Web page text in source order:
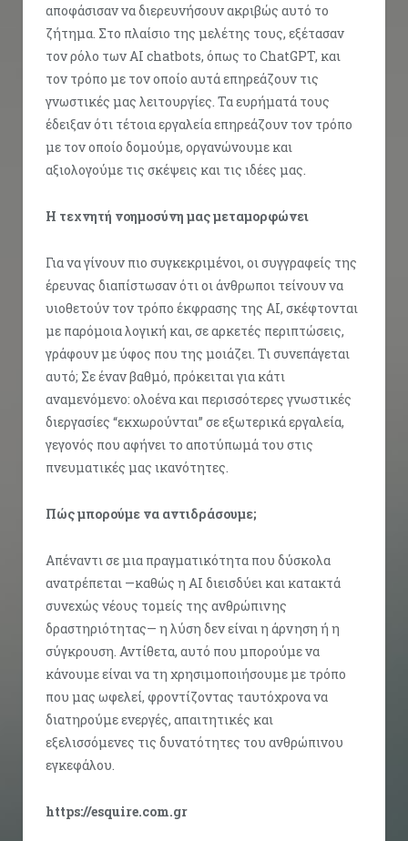
αποφάσισαν να διερευνήσουν ακριβώς αυτό το
ζήτημα. Στο πλαίσιο της μελέτης τους, εξέτασαν
τον ρόλο των AI chatbots, όπως το ChatGPT, και
τον τρόπο με τον οποίο αυτά επηρεάζουν τις
γνωστικές μας λειτουργίες. Τα ευρήματά τους
έδειξαν ότι τέτοια εργαλεία επηρεάζουν τον τρόπο
με τον οποίο δομούμε, οργανώνουμε και
αξιολογούμε τις σκέψεις και τις ιδέες μας.
Η τεχνητή νοημοσύνη μας μεταμορφώνει
Για να γίνουν πιο συγκεκριμένοι, οι συγγραφείς της
έρευνας διαπίστωσαν ότι οι άνθρωποι τείνουν να
υιοθετούν τον τρόπο έκφρασης της AI, σκέφτονται
με παρόμοια λογική και, σε αρκετές περιπτώσεις,
γράφουν με ύφος που της μοιάζει. Τι συνεπάγεται
αυτό; Σε έναν βαθμό, πρόκειται για κάτι
αναμενόμενο: ολοένα και περισσότερες γνωστικές
διεργασίες “εκχωρούνται” σε εξωτερικά εργαλεία,
γεγονός που αφήνει το αποτύπωμά του στις
πνευματικές μας ικανότητες.
Πώς μπορούμε να αντιδράσουμε;
Απέναντι σε μια πραγματικότητα που δύσκολα
ανατρέπεται —καθώς η AI διεισδύει και κατακτά
συνεχώς νέους τομείς της ανθρώπινης
δραστηριότητας— η λύση δεν είναι η άρνηση ή η
σύγκρουση. Αντίθετα, αυτό που μπορούμε να
κάνουμε είναι να τη χρησιμοποιήσουμε με τρόπο
που μας ωφελεί, φροντίζοντας ταυτόχρονα να
διατηρούμε ενεργές, απαιτητικές και
εξελισσόμενες τις δυνατότητες του ανθρώπινου
εγκεφάλου.
https://esquire.com.gr